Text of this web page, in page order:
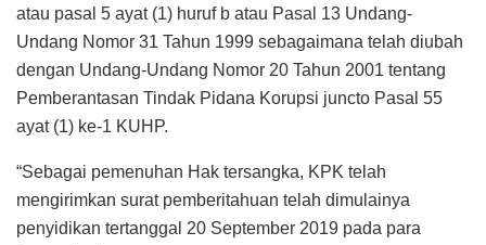
atau pasal 5 ayat (1) huruf b atau Pasal 13 Undang-
Undang Nomor 31 Tahun 1999 sebagaimana telah diubah
dengan Undang-Undang Nomor 20 Tahun 2001 tentang
Pemberantasan Tindak Pidana Korupsi juncto Pasal 55
ayat (1) ke-1 KUHP.
“Sebagai pemenuhan Hak tersangka, KPK telah
mengirimkan surat pemberitahuan telah dimulainya
penyidikan tertanggal 20 September 2019 pada para